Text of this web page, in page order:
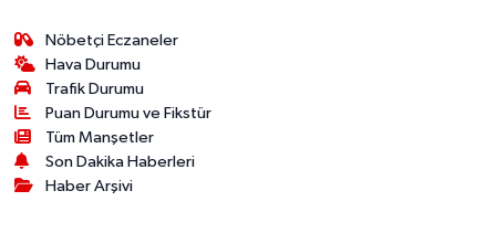
Nöbetçi Eczaneler
Hava Durumu
Trafik Durumu
Puan Durumu ve Fikstür
Tüm Manşetler
Son Dakika Haberleri
Haber Arşivi